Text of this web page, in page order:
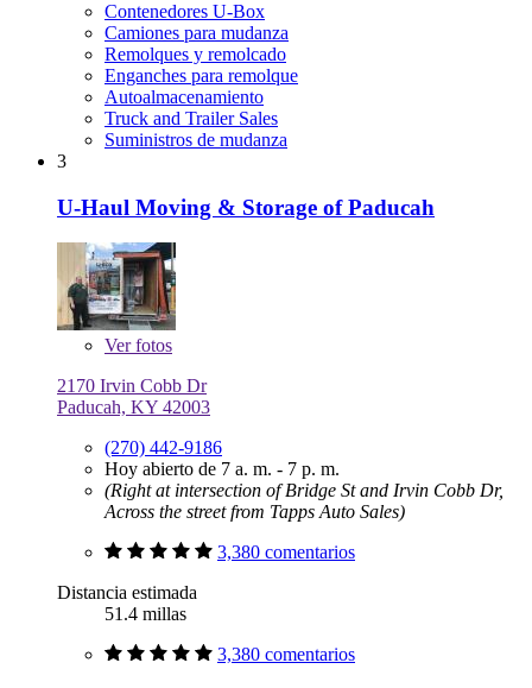
Contenedores U-Box
Camiones para mudanza
Remolques y remolcado
Enganches para remolque
Autoalmacenamiento
Truck and Trailer Sales
Suministros de mudanza
3
U-Haul Moving & Storage of Paducah
Verfotos
2170 Irvin Cobb Dr
Paducah, KY 42003
(270) 442-9186
Hoy abierto de 7 a. m. - 7 p. m.
(Right at intersection of Bridge St and Irvin Cobb Dr,
Across the street from Tapps Auto Sales)
3,380 comentarios
Distancia estimada
51.4 millas
3,380 comentarios